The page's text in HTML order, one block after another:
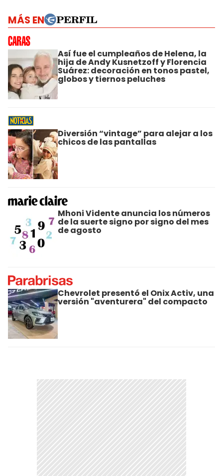
MÁS EN
Así fue el cumpleaños de Helena, la
hija de Andy Kusnetzoff y Florencia
Suárez: decoración en tonos pastel,
globos y tiernos peluches
Diversión “vintage” para alejar a los
chicos de las pantallas
Mhoni Vidente anuncia los números
de la suerte signo por signo del mes
de agosto
Chevrolet presentó el Onix Activ, una
versión "aventurera" del compacto